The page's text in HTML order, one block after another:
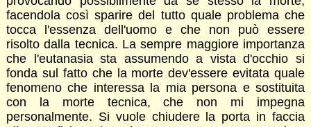
facendola così sparire del tutto quale problema che
tocca l'essenza dell'uomo e che non può essere
risolto dalla tecnica. La sempre maggiore importanza
che l'eutanasia sta assumendo a vista d'occhio si
fonda sul fatto che la morte dev'essere evitata quale
fenomeno che interessa la mia persona e sostituita
con la morte tecnica, che non mi impegna
personalmente. Si vuole chiudere la porta in faccia